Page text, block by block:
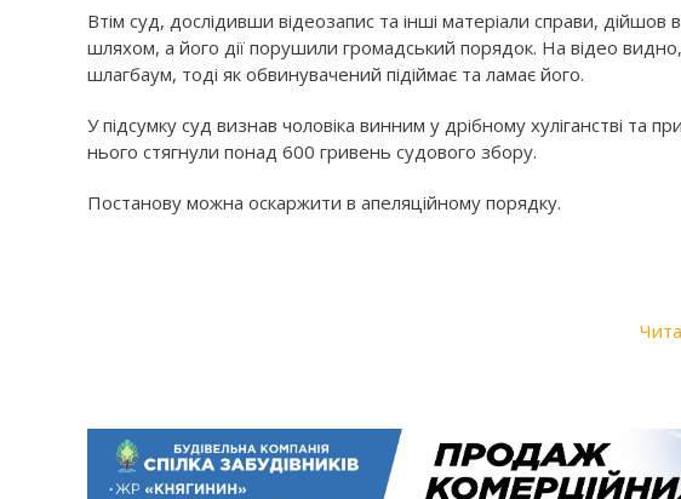
Втім суд, дослідивши відеозапис та інші матеріали справи, дійшов
шляхом, а його дії порушили громадський порядок. На відео
шлагбаум, тоді як обвинувачений підіймає та ламає його.
У підсумку суд визнав чоловіка винним у дрібному хуліганстві
нього стягнули понад 600 гривень судового збору.
Постанову можна оскаржити в апеляційному порядку.